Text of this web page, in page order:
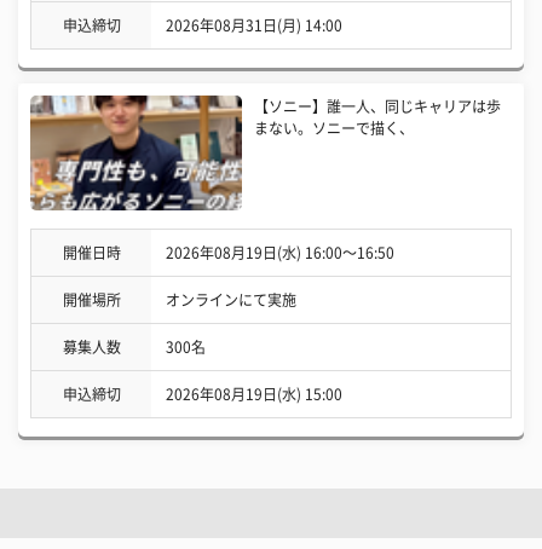
申込締切 2026年08月31日(月) 14:00
【ソニー】誰一人、同じキャリアは歩
まない。ソニーで描く、
開催日時 2026年08月19日(水) 16:00〜16:50
開催場所 オンラインにて実施
募集人数 300名
申込締切 2026年08月19日(水) 15:00